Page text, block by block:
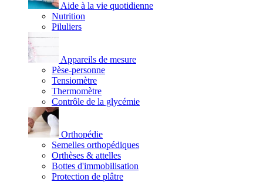
Aide à la vie quotidienne
Nutrition
Piluliers
Appareils de mesure
Pèse-personne
Tensiomètre
Thermomètre
Contrôle de la glycémie
Orthopédie
Semelles orthopédiques
Orthèses & attelles
Bottes d'immobilisation
Protection de plâtre